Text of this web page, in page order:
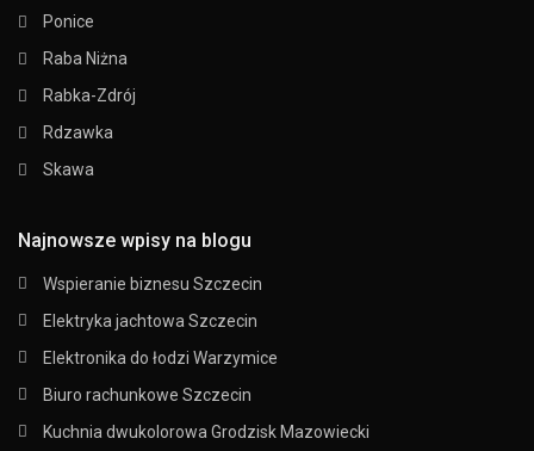
Ponice
Raba Niżna
Rabka-Zdrój
Rdzawka
Skawa
Najnowsze wpisy na blogu
Wspieranie biznesu Szczecin
Elektryka jachtowa Szczecin
Elektronika do łodzi Warzymice
Biuro rachunkowe Szczecin
Kuchnia dwukolorowa Grodzisk Mazowiecki